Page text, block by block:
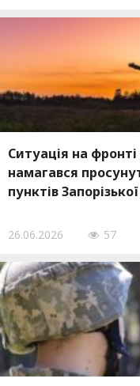
Ситуація на
намагався
пунктів
26.06.2026 57